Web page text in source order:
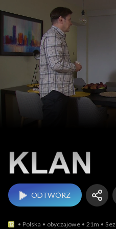
Klan
ODTWÓRZ
Polska obyczajowe 21m